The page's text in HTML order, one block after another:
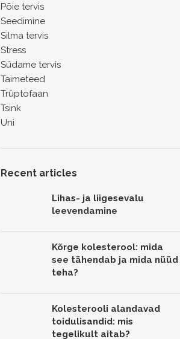
Põie tervis
Seedimine
Silma tervis
Stress
Südame tervis
Taimeteed
Trüptofaan
Tsink
Uni
Recent articles
Lihas- ja liigesevalu
leevendamine
Kõrge kolesterool: mida
see tähendab ja mida nüüd
teha?
Kolesterooli alandavad
toidulisandid: mis
tegelikult aitab?